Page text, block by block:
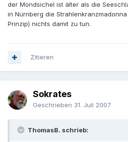
der Mondsichel ist älter als die
in Nürnberg die
Prinzip) nichts damit zu tun.
Zitieren
Sokrates
Geschrieben 31. Juli 2007
ThomasB. schrieb: